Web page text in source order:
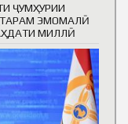
ҶУМҲУРИИ
ЭМОМАЛӢ
МИЛЛӢ